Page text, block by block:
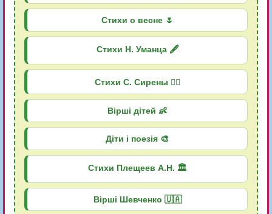
Стихи о весне 🌷
Стихи Н. Уманца 🖋️
Стихи С. Сирены 🧜‍♀️
Вірші дітей 👶
Діти і поезія 🎨
Стихи Плещеев А.Н. 🏛️
Вірші Шевченко 🇺🇦